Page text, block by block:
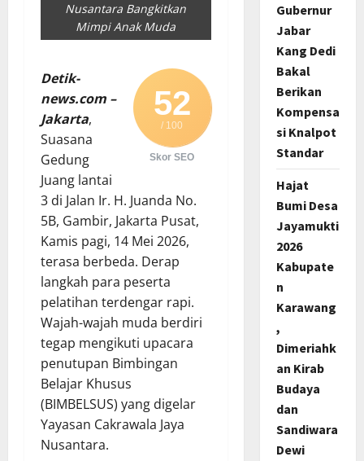
Nusantara Bangkitkan
Mimpi Anak Muda
52
/ 100
Skor SEO
Detik-
news.com –
Jakarta,
Suasana
Gedung
Juang lantai
3 di Jalan Ir. H. Juanda No.
5B, Gambir, Jakarta Pusat,
Kamis pagi, 14 Mei 2026,
terasa berbeda. Derap
langkah para peserta
pelatihan terdengar rapi.
Wajah-wajah muda berdiri
tegap mengikuti upacara
penutupan Bimbingan
Belajar Khusus
(BIMBELSUS) yang digelar
Yayasan Cakrawala Jaya
Nusantara.
Gubernur
Jabar
Kang Dedi
Bakal
Berikan
Kompensa
si Knalpot
Standar
Hajat
Bumi Desa
Jayamukti
2026
Kabupate
n
Karawang
,
Dimeriahk
an Kirab
Budaya
dan
Sandiwara
Dewi